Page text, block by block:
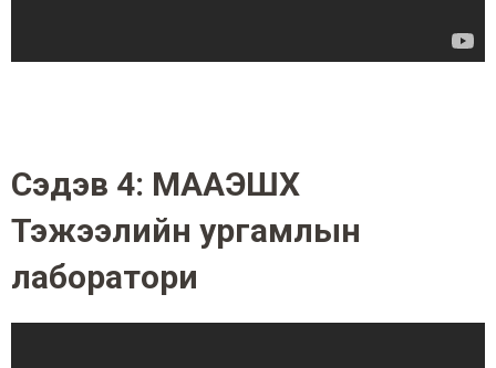
Сэдэв 4: MAAЭШХ
Тэжээлийн ургамлын
лаборатори